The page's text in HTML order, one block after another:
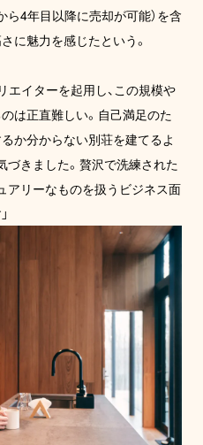
ら4年目以降に売却が可能）を含
に魅力を感じたという。
エイターを起用し、この規模や
は正直難しい。自己満足のた
か分からない別荘を建てるよ
づきました。贅沢で洗練された
アリーなものを扱うビジネス面